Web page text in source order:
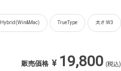
Hybrid(Win&Mac) TrueType 太さ:W3
販売価格 ¥ 19,800 (税込)